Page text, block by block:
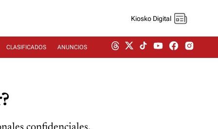
Kiosko Digital
CLASIFICADOS ANUNCIOS